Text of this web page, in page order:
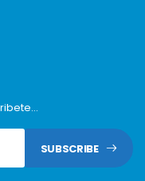
SUBSCRIBE